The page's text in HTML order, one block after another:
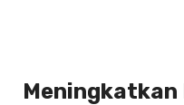
Meningkatkan